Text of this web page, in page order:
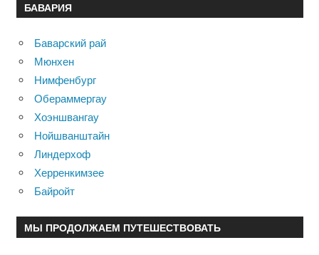
БАВАРИЯ
Баварский рай
Мюнхен
Нимфенбург
Обераммергау
Хоэншвангау
Нойшванштайн
Линдерхоф
Херренкимзее
Байройт
МЫ ПРОДОЛЖАЕМ ПУТЕШЕСТВОВАТЬ